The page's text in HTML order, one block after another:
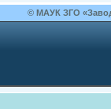
© МАУК ЗГО